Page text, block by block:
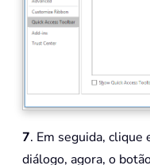
7. Em seguida, clique
diálogo, agora, o